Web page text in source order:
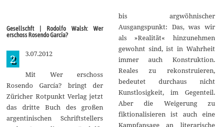
z
0
1
4
Gesellschft | Rodolfo Walsh: Wer
erschoss Rosendo García?
2 3.07.2012
Mit Wer erschoss
Rosendo García? bringt der
Züricher Rotpunkt Verlag jetzt
das dritte Buch des großen
argentinischen Schriftstellers
bis argwöhnischer
Ausgangspunkt: Das, was wir
als »Realität« hinzunehmen
gewohnt sind, ist in Wahrheit
immer auch Konstruktion.
Reales zu rekonstruieren,
bedeutet durchaus nicht
Kunstlosigkeit, im Gegenteil.
Aber die Weigerung zu
fiktionalisieren ist auch eine
Kampfansage an literarische